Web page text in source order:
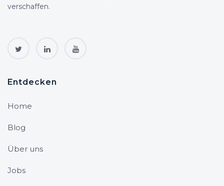
verschaffen.
Entdecken
Home
Blog
Über uns
Jobs